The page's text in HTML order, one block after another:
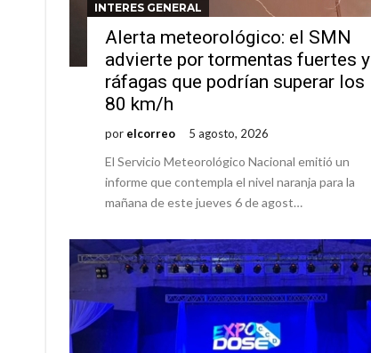
INTERES GENERAL
Alerta meteorológico: el SMN
advierte por tormentas fuertes y
ráfagas que podrían superar los
80 km/h
por elcorreo 5 agosto, 2026
El Servicio Meteorológico Nacional emitió un
informe que contempla el nivel naranja para la
mañana de este jueves 6 de agost…